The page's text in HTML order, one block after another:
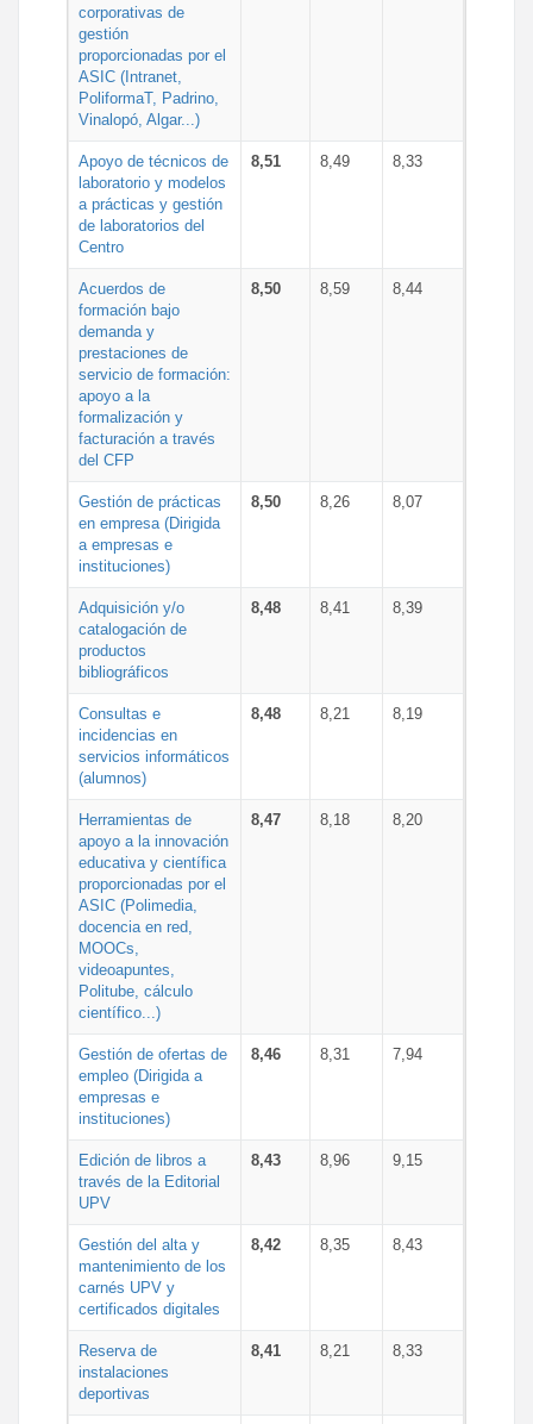
corporativas de
gestión
proporcionadas por el
ASIC (Intranet,
PoliformaT, Padrino,
Vinalopó, Algar...)
Apoyo de técnicos de
laboratorio y modelos
a prácticas y gestión
de laboratorios del
Centro
8,51 8,49 8,33
Acuerdos de
formación bajo
demanda y
prestaciones de
servicio de formación:
apoyo a la
formalización y
facturación a través
del CFP
8,50 8,59 8,44
Gestión de prácticas
en empresa (Dirigida
a empresas e
instituciones)
8,50 8,26 8,07
Adquisición y/o
catalogación de
productos
bibliográficos
8,48 8,41 8,39
Consultas e
incidencias en
servicios informáticos
(alumnos)
8,48 8,21 8,19
Herramientas de
apoyo a la innovación
educativa y científica
proporcionadas por el
ASIC (Polimedia,
docencia en red,
MOOCs,
videoapuntes,
Politube, cálculo
científico...)
8,47 8,18 8,20
Gestión de ofertas de
empleo (Dirigida a
empresas e
instituciones)
8,46 8,31 7,94
Edición de libros a
través de la Editorial
UPV
8,43 8,96 9,15
Gestión del alta y
mantenimiento de los
carnés UPV y
certificados digitales
8,42 8,35 8,43
Reserva de
instalaciones
deportivas
8,41 8,21 8,33